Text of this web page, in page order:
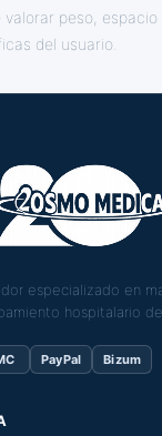
peso, espacio
del usuario.
especializado en
hospitalario
PayPal Bizum